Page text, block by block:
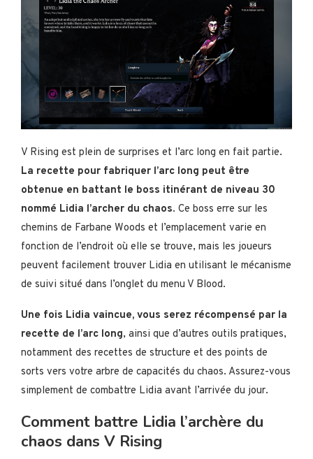
V Rising est plein de surprises et l’arc long en fait partie.
La recette pour fabriquer l’arc long peut être
obtenue en battant le boss itinérant de niveau 30
nommé Lidia l’archer du chaos. Ce boss erre sur les
chemins de Farbane Woods et l’emplacement varie en
fonction de l’endroit où elle se trouve, mais les joueurs
peuvent facilement trouver Lidia en utilisant le mécanisme
de suivi situé dans l’onglet du menu V Blood.
Une fois Lidia vaincue, vous serez récompensé par la
recette de l’arc long, ainsi que d’autres outils pratiques,
notamment des recettes de structure et des points de
sorts vers votre arbre de capacités du chaos. Assurez-vous
simplement de combattre Lidia avant l’arrivée du jour.
Comment battre Lidia l’archère du
chaos dans V Rising